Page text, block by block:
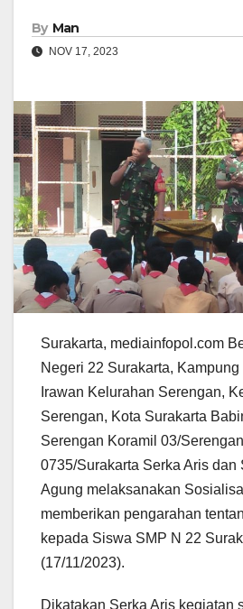
By Man
NOV 17, 2023
Surakarta, mediainfopol.com
Negeri 22 Surakarta,
Irawan Kelurahan Serengan,
Serengan, Kota Surakarta
Serengan Koramil 03/
0735/Surakarta Serka Aris dan
Agung melaksanakan
memberikan pengarahan
kepada Siswa SMP N 22
(17/11/2023).
Dikatakan Serka Aris kegiatan